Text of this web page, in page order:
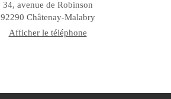
34, avenue de Robinson
92290 Châtenay-Malabry
Afficher le téléphone